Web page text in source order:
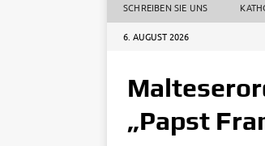
SCHREIBEN SIE UNS
6. AUGUST 2026
„Papst